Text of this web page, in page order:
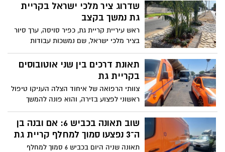
שנתפסו בתשעה סניפי רשת "מרכז
ההחלקות", מזהיר משרד הבריאות מפני
שימוש במוצרי החלקה ושמפו שאינם רשומים
כחוק. בחלק מהמוצרים נמצאה חומצה
- חומר המוגדר כמסרטן
שדרוג ציר מלכי ישראל בקריית
גת נמשך בקצב
ראש עיריית קריית גת, כפיר סויסה, ערך סיור
בציר מלכי ישראל, שם נמשכות עבודות
נרחבות לשדרוג המרחב הציבורי. במסגרת
הפרויקט מתבצעים חידוש מדרכות ותאורה,
הקמת איי תנועה חדשים, עבודות גינון ופיתוח
נופי כחלק מתוכנית ההתחדשות של העיר
הוותיקה
תאונת דרכים בין שני אוטובוסים
בקריית גת
צוותי הרפואה של איחוד הצלה העניקו טיפול
ראשוני לפצוע בזירה, והוא פונה להמשך
טיפול רפואי כשמצבו מוגדר קל
שוב תאונה בכביש 6: אם ובנה בן
ה־3 נפצעו סמוך למחלף קריית גת
תאונה שניה היום בכביש 6 סמוך למחלף